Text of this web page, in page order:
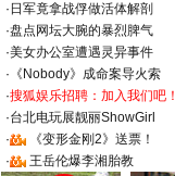
· 日军竟拿战俘做活体解剖
·盘点网坛大腕的暴烈脾气
·美女办公室遭遇灵异事件
· 《Nobody》成命案导火索
·搜狐娱乐招聘：加入我们吧！
·台北电玩展靓丽ShowGirl
·
《变形金刚2》送票！
·
王岳伦爆李湘胎教